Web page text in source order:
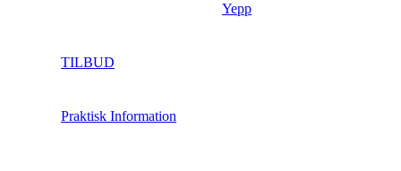
Yepp
TILBUD
Praktisk Information